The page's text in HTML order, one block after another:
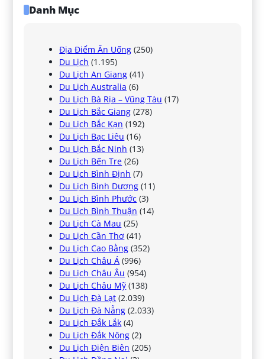
Danh Mục
Địa Điểm Ăn Uống (250)
Du Lịch (1.195)
Du Lịch An Giang (41)
Du Lịch Australia (6)
Du Lịch Bà Rịa – Vũng Tàu (17)
Du Lịch Bắc Giang (278)
Du Lịch Bắc Kạn (192)
Du Lịch Bạc Liêu (16)
Du Lịch Bắc Ninh (13)
Du Lịch Bến Tre (26)
Du Lịch Bình Định (7)
Du Lịch Bình Dương (11)
Du Lịch Bình Phước (3)
Du Lịch Bình Thuận (14)
Du Lịch Cà Mau (25)
Du Lịch Cần Thơ (41)
Du Lịch Cao Bằng (352)
Du Lịch Châu Á (996)
Du Lịch Châu Âu (954)
Du Lịch Châu Mỹ (138)
Du Lịch Đà Lạt (2.039)
Du Lịch Đà Nẵng (2.033)
Du Lịch Đắk Lắk (4)
Du Lịch Đắk Nông (2)
Du Lịch Điện Biên (205)